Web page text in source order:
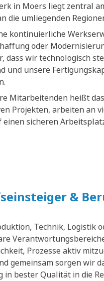
in Moers liegt zentral
die umliegenden
kontinuierliche
oder
dass wir technologisch
und unsere
Mitarbeitenden heißt
Projekten, arbeiten an
einen sicheren
&
Technik, Logistik
Prozesse aktiv
gemeinsam sorgen wir
in bester Qualität in die